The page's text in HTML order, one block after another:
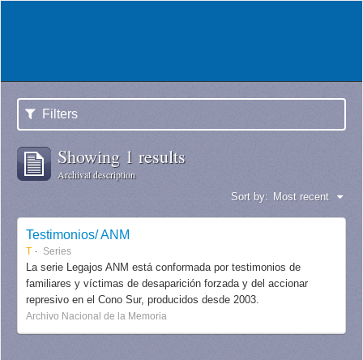
Filters
Showing 1 results
Archival description
Sort by: Most recent
Testimonios/ ANM
T Series
La serie Legajos ANM está conformada por testimonios de
familiares y víctimas de desaparición forzada y del accionar
represivo en el Cono Sur, producidos desde 2003.
Archivo Nacional de la Memoria